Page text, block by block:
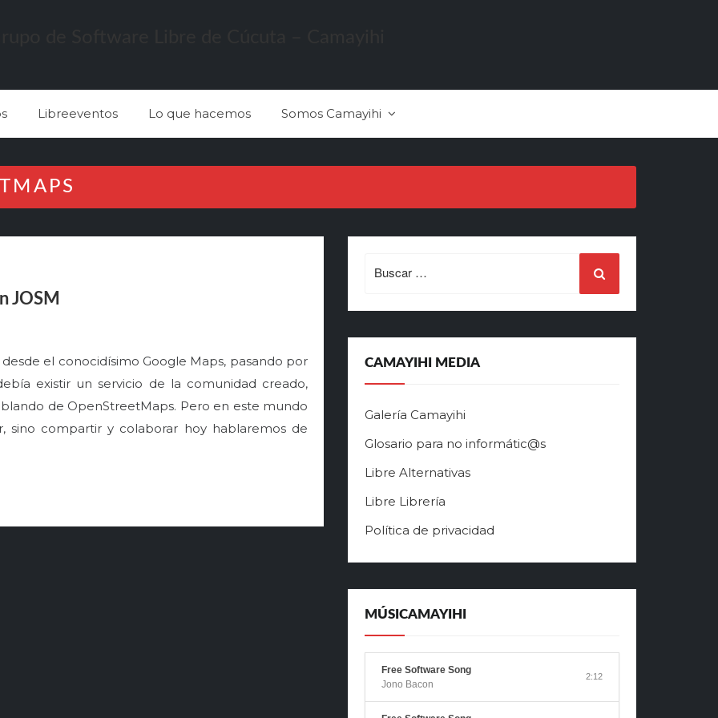
Libreeventos Lo que hacemos Somos Camayihi
JOSM
el conocidísimo Google Maps, pasando por
existir un servicio de la comunidad creado,
de OpenStreetMaps. Pero en este mundo
sino compartir y colaborar hoy hablaremos de
for:
CAMAYIHI MEDIA
Galería Camayihi
Glosario para no informátic@s
Libre Alternativas
Libre Librería
Política de privacidad
MÚSICAMAYIHI
Free Software Song
Jono Bacon
2:12